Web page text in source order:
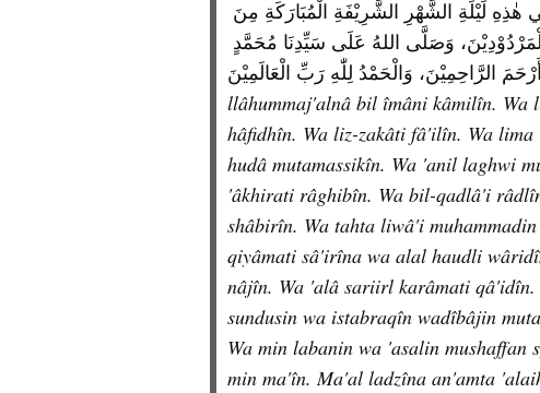
الرَّاحِمِيْنَ، وَالْحَمْدُ لِلّٰهِ رَبِّ الْعَالَمِيْنَ
llâhummaj'alnâ bil îmâni kâmilîn.
hâfidhîn. Wa liz-zakâti fâ'ilîn. Wa
hudâ mutamassikîn. Wa 'anil laghwi
'âkhirati râghibîn. Wa bil-qadlâ'i
shâbirîn. Wa tahta liwâ'i
qiyâmati sâ'irîna wa alal haudli
nâjîn. Wa 'alâ sariirl karâmati
sundusin wa istabraqîn wadîbâjin
Wa min labanin wa 'asalin
min ma'în. Ma'al ladzîna an'amta